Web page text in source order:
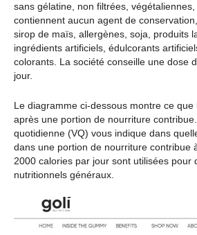
sans gélatine, non filtrées,
contiennent aucun agent de
sirop de maïs, allergènes, soja, produits
ingrédients artificiels, édulcorants
colorants. La société conseille une dose
jour.
Le diagramme ci-dessous montre ce que
après une portion de nourriture
quotidienne (VQ) vous indique dans
dans une portion de nourriture contribue
2000 calories par jour sont utilisées pour
nutritionnels généraux.